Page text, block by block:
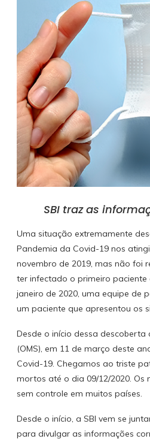
SBI traz as
Uma situação extremamente
Pandemia da Covid-19 nos
novembro de 2019, mas não foi
ter infectado o primeiro paciente
janeiro de 2020, uma equipe de
um paciente que apresentou os
Desde o início dessa
(OMS), em 11 de março deste
Covid-19. Chegamos ao triste
mortos até o dia 09/12/2020.
sem controle em muitos países.
Desde o início, a SBI vem se
para divulgar as informações